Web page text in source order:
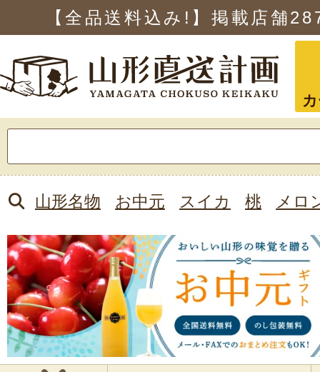
【全品送料込み!】掲載店舗
索:
山形名物 お中元 スイカ 桃 メロ